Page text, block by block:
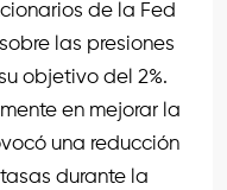
de la Fed
las presiones
objetivo del 2%.
en mejorar la
una reducción
durante la